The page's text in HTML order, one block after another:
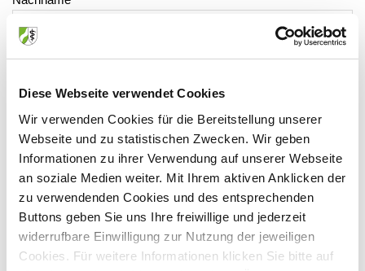
Diese Webseite verwendet Cookies
Wir verwenden Cookies für die Bereitstellung unserer
Webseite und zu statistischen Zwecken. Wir geben
Informationen zu ihrer Verwendung auf unserer Webseite
an soziale Medien weiter. Mit Ihrem aktiven Anklicken der
zu verwendenden Cookies und des entsprechenden
Buttons geben Sie uns Ihre freiwillige und jederzeit
widerrufbare Einwilligung zur Nutzung der jeweiligen
Cookies. Für weitere Informationen klicken Sie bitte auf
Ort*
E-Mail*